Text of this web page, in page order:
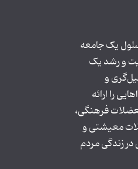
یک جامعه
و رشد یک
و
را ارائه
فرهنگی،
معیشتی و
زندگی مردم